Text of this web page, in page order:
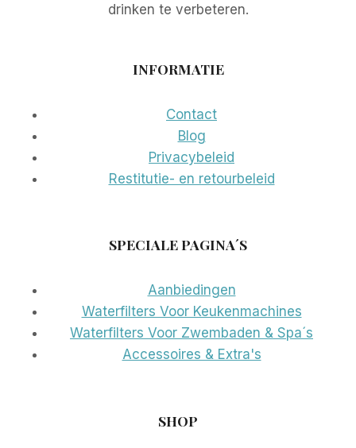
drinken te verbeteren.
INFORMATIE
Contact
Blog
Privacybeleid
Restitutie- en retourbeleid
SPECIALE PAGINA´S
Aanbiedingen
Waterfilters Voor Keukenmachines
Waterfilters Voor Zwembaden & Spa´s
Accessoires & Extra's
SHOP